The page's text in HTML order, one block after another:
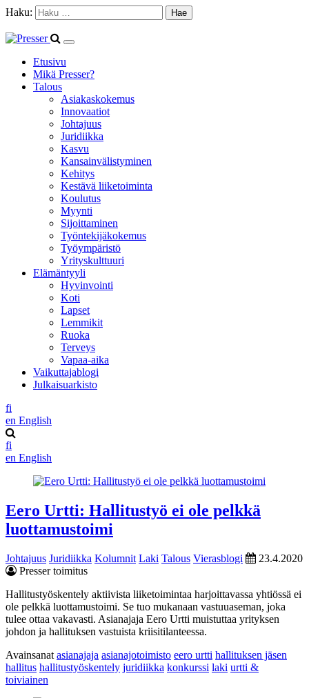
Haku:
Etusivu
Mikä Presser?
Talous
Asiakaskokemus
Innovaatiot
Johtajuus
Juridiikka
Kasvu
Kansainvälistyminen
Kehitys
Kestävä liiketoiminta
Koulutus
Myynti
Sijoittaminen
Työntekijäkokemus
Työympäristö
Yrityskulttuuri
Elämäntyyli
Hyvinvointi
Koti
Lapset
Lemmikit
Ruoka
Terveys
Vapaa-aika
Vaikuttajablogi
Julkaisuarkisto
fi
en English
fi
en English
Eero Urtti: Hallitustyö ei ole pelkkä
luottamustoimi
Johtajuus Juridiikka Kolumnit Laki Talous Vierasblogi
23.4.2020
Presser toimitus
Hallitustyöskentely aktiivista liiketoimintaa harjoittavassa yhtiössä ei
ole pelkkä luottamustoimi. Se tuo mukanaan vastuuaseman, joka
tulee ottaa vakavasti. Asianajaja Eero Urtti muistuttaa yrityksen
johdon ja hallituksen vastuista kriisitilanteessa.
Avainsanat asianajaja asianajotoimisto eero urtti hallituksen jäsen
hallitus hallitustyöskentely juridiikka konkurssi laki urtti &
toiviainen